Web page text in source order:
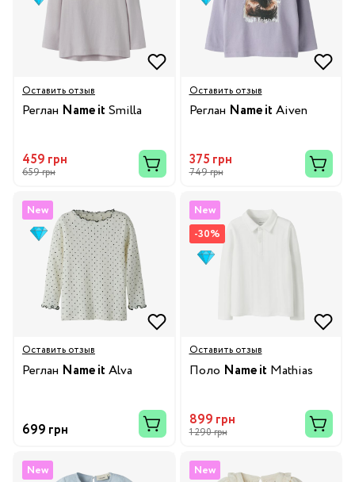
Оставить отзыв
Реглан Name it Smilla
459 грн
659 грн
Оставить отзыв
Реглан Name it Aiven
375 грн
749 грн
New
Оставить отзыв
Реглан Name it Alva
699 грн
New
-30%
Оставить отзыв
Поло Name it Mathias
899 грн
1 290 грн
New New